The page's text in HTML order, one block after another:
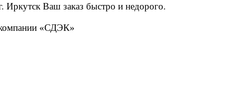
Ваш заказ быстро и недорого.
компании «СДЭК»